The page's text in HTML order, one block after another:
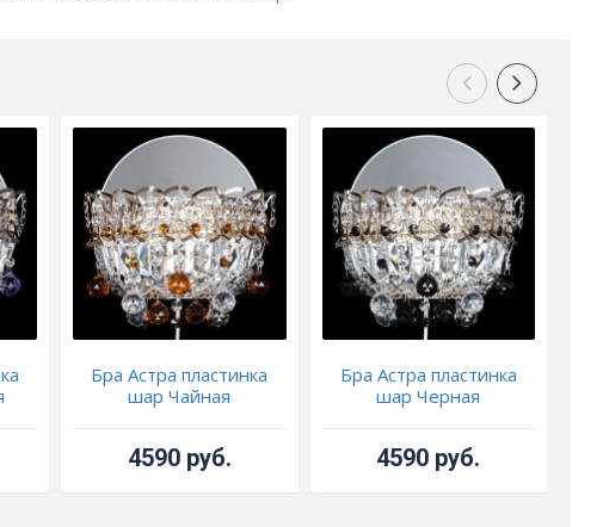
Бра Астра пластинка
шар Чайная
4590 руб.
Бра Астра пластинка
шар Черная
4590 руб.